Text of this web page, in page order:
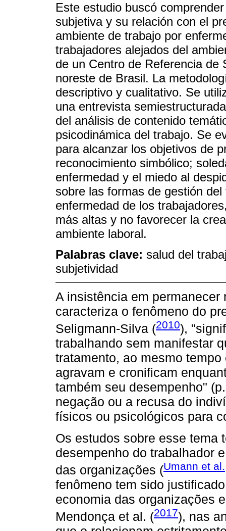
Este estudio buscó
subjetiva y su relación con el
ambiente de trabajo por
trabajadores alejados del
de un Centro de Referencia de
noreste de Brasil. La
descriptivo y cualitativo. Se
una entrevista
del análisis de contenido
psicodinámica del trabajo. Se
para alcanzar los objetivos de
reconocimiento simbólico;
enfermedad y el miedo al
sobre las formas de gestión
enfermedad de los
más altas y no favorecer la
ambiente laboral.
Palabras clave: salud del
subjetividad
A insistência em
caracteriza o fenômeno do
Seligmann-Silva (2010),
trabalhando sem manifestar
tratamento, ao mesmo
agravam e cronificam
também seu desempenho"
negação ou a recusa do
físicos ou psicológicos para
Os estudos sobre esse tema
desempenho do trabalhador
das organizações (Umann et
fenômeno tem sido
economia das organizações
Mendonça et al. (2017), nas